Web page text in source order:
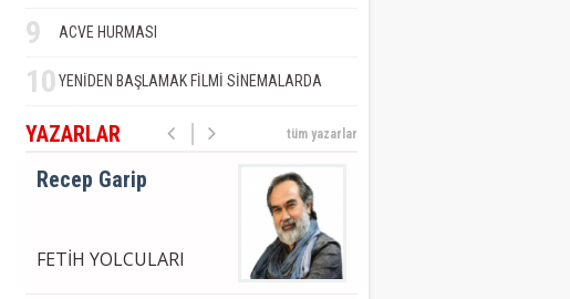
9 ACVE HURMASI
10YENİDEN BAŞLAMAK FİLMİ SİNEMALARDA
YAZARLAR tüm yazarlar
Prof. Dr. Adil ŞEN
FETİH YOLCULARI
Recep Garip